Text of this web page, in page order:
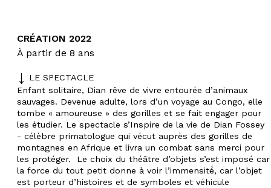
CRÉATION 2022
À partir de 8 ans
LE SPECTACLE
Enfant solitaire, Dian rêve de vivre entourée d’animaux
sauvages. Devenue adulte, lors d’un voyage au Congo, elle
tombe « amoureuse » des gorilles et se fait engager pour
les étudier. Le spectacle s’Inspire de la vie de Dian Fossey
- célèbre primatologue qui vécut auprès des gorilles de
montagnes en Afrique et livra un combat sans merci pour
les protéger.
Le choix du théâtre d’objets s’est imposé car
la force du tout petit donne à voir l’immensité́, car l’objet
est porteur d’histoires et de symboles et véhicule